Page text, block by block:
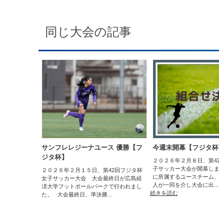
同じ大会の記事
サンフレレジーナユース 優勝【フ
ジタ杯】
２０２６年２月１５日、第42回フジタ杯
女子サッカー大会 大会最終日が広島経
済大学フットボールパークで行われまし
た。 大会最終日、準決勝...
今週末開幕【フジタ杯
２０２６年２月８日、第
子サッカー大会が開幕し
に所属するユースチーム
人が一同を介し大会に出...
続きを読む